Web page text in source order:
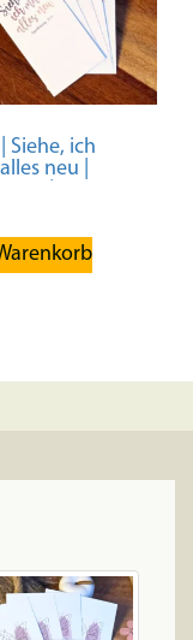
Siehe, ich
neu |
|
21:5 |
| Geschenk |
| Bibelstudium